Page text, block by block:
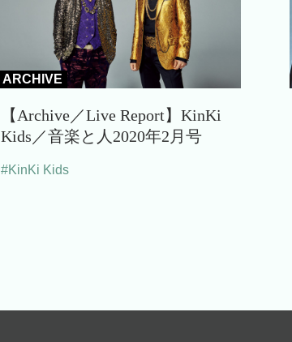
ARCHIVE
【Archive／Live Report】KinKi
Kids／音楽と人2020年2月号
#KinKi Kids